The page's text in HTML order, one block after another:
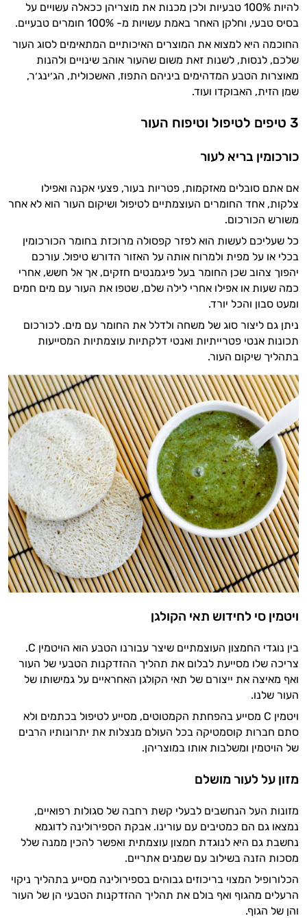
להיות 100% טבעיות ולכן מכנות את מוצריהן ככאלה עשויים על
בסיס טבעי, וחלקן האחר באמת עשויות מ- 100% חומרים טבעיים.
החוכמה היא למצוא את המוצרים האיכותיים המתאימים לסוג העור
שלכם, לנסות, לשנות זאת משום שהעור אוהב שינויים ולהנות
מאוצרות הטבע המדהימים ביניהם התפוז, האשכולית, הג׳ינג׳ר,
שמן הזית, האבוקדו ועוד.
3 טיפים לטיפול וטיפוח העור
כורכומין בריא לעור
אם אתם סובלים מאזקמות, פטריות בעור, פצעי אקנה ואפילו
צלקות, אחד החומרים העוצמתיים לטיפול ושיקום העור הוא לא אחר
משורש הכורכום.
כל שעליכם לעשות הוא לפזר קפסולה מרוכזת בחומר הכורכומין
בכלי או על מפית ולמרוח אותה על האזור הדורש טיפול. עורכם
יהפוך צהוב שכן החומר בעל פיגמנטים חזקים, אך אל חשש, אחרי
כמה שעות או אפילו אחרי לילה שלם, שטפו את העור עם מים חמים
ומעט סבון והכל יורד.
ניתן גם ליצור סוג של משחה ולדלל את החומר עם מים. לכורכום
תכונות אנטי פטרייתיות ואנטי דלקתיות עוצמתיות המסייעות
בתהליך שיקום העור.
ויטמין סי לחידוש תאי הקולגן
בין נוגדי החמצון העוצמתיים שיצר עבורנו הטבע הוא הויטמין C.
צריכה שלו מסייעת לבלום את תהליך ההזדקנות הטבעי של העור
ואף מאיצה את ייצורם של תאי הקולגן האחראיים על גמישותו של
העור שלנו.
ויטמין C מסייע בהפחתת הקמטוטים, מסייע לטיפול בכתמים ולא
סתם חברות קוסמטיקה בכל העולם מנצלות את יתרונותיו הרבים
של הויטמין ומשלבות אותו במוצריהן.
מזון על לעור מושלם
מזונות העל הנחשבים לבעלי קשת רחבה של סגולות רפואיים,
נמצאו גם הם כמטיבים עם עורינו. אבקת הספירולינה לדוגמא
נחשבת גם היא לנוגדת חמצון עוצמתית ואפשר להכין ממנה שלל
מסכות הזנה בשילוב עם שמנים אתריים.
הכלורופיל המצוי בריכוזים גבוהים בספירולינה מסייע בתהליך ניקוי
הרעלים מהגוף ואף בולם את תהליך ההזדקנות הטבעי הן של העור
והן של הגוף.
התזונה ומוצרי הבריאות המדויקים למטרות
ולמצב הגופני שלך, ולהסביר לך אילו רכיבים
עובדים יחד כדי למקסם תוצאות גם בחיי היום
יום וגם בתחום הכושר והספורט.
המטרה שלי היא להתאים עבורך המלצות
אישיות מבוססות מדעית.
זה הזמן להתחיל. איך אוכל לעזור?